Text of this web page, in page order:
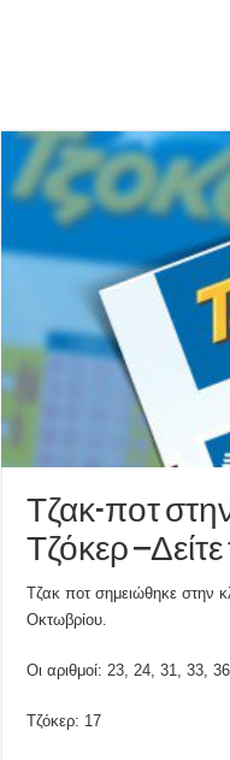
Τζακ-ποτ
Τζόκερ
Τζακ ποτ σημειώθηκε στην
Οκτωβρίου.
Οι αριθμοί: 23, 24, 31, 33, 36
Τζόκερ: 17